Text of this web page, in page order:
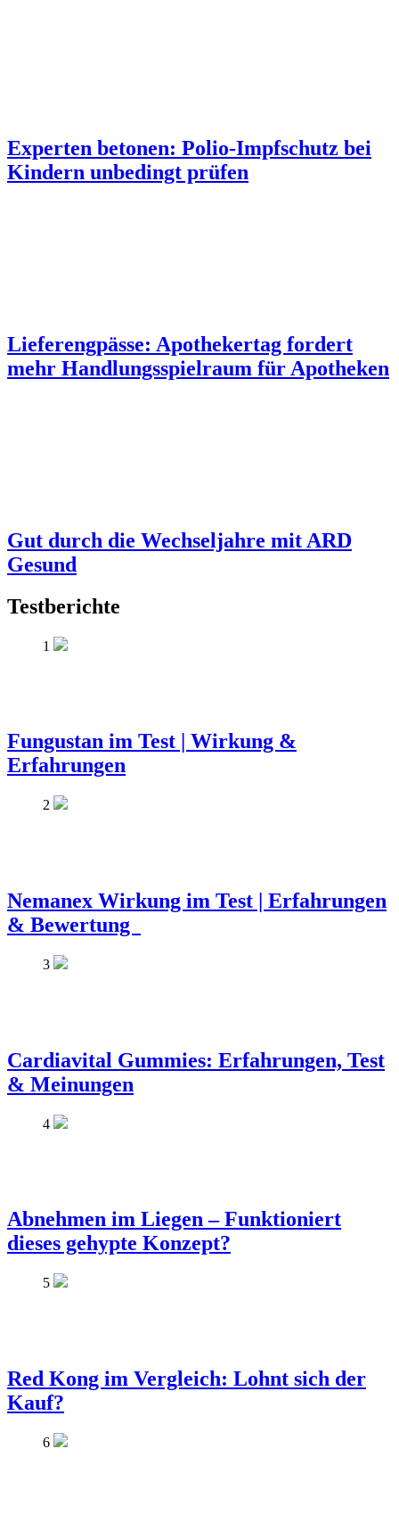
Experten betonen: Polio-Impfschutz bei
Kindern unbedingt prüfen
Lieferengpässe: Apothekertag fordert
mehr Handlungsspielraum für Apotheken
Gut durch die Wechseljahre mit ARD
Gesund
Testberichte
1
Fungustan im Test | Wirkung &
Erfahrungen
2
Nemanex Wirkung im Test | Erfahrungen
& Bewertung
3
Cardiavital Gummies: Erfahrungen, Test
& Meinungen
4
Abnehmen im Liegen – Funktioniert
dieses gehypte Konzept?
5
Red Kong im Vergleich: Lohnt sich der
Kauf?
6